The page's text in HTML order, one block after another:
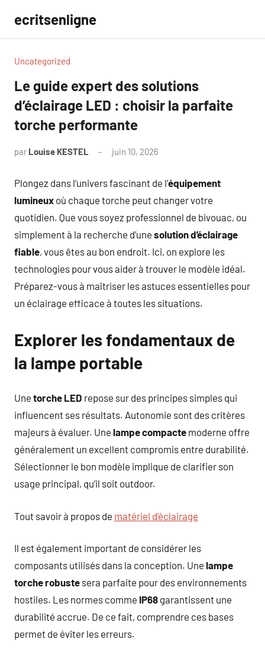
contenu
ecritsenligne
Uncategorized
Le guide expert des solutions
d’éclairage LED : choisir la parfaite
torche performante
par Louise KESTEL juin 10, 2026
Plongez dans l’univers fascinant de l’équipement
lumineux où chaque torche peut changer votre
quotidien. Que vous soyez professionnel de bivouac, ou
simplement à la recherche d’une solution d’éclairage
fiable, vous êtes au bon endroit. Ici, on explore les
technologies pour vous aider à trouver le modèle idéal.
Préparez-vous à maîtriser les astuces essentielles pour
un éclairage efficace à toutes les situations.
Explorer les fondamentaux de
la lampe portable
Une torche LED repose sur des principes simples qui
influencent ses résultats. Autonomie sont des critères
majeurs à évaluer. Une lampe compacte moderne offre
généralement un excellent compromis entre durabilité.
Sélectionner le bon modèle implique de clarifier son
usage principal, qu’il soit outdoor.
Tout savoir à propos de matériel d’éclairage
Il est également important de considérer les
composants utilisés dans la conception. Une lampe
torche robuste sera parfaite pour des environnements
hostiles. Les normes comme IP68 garantissent une
durabilité accrue. De ce fait, comprendre ces bases
permet de éviter les erreurs.